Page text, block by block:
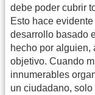
debe poder cubrir
Esto hace
desarrollo basado
hecho por alguien,
objetivo. Cuando
innumerables
un ciudadano,